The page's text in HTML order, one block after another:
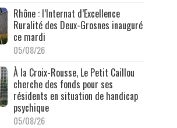
Rhône : l’Internat d’Excellence
Ruralité des Deux-Grosnes inauguré
ce mardi
05/08/26
À la Croix-Rousse, Le Petit Caillou
cherche des fonds pour ses
résidents en situation de handicap
psychique
05/08/26